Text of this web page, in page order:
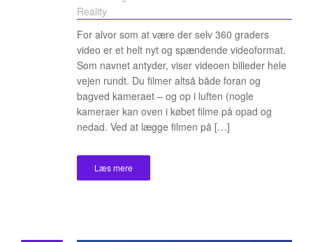
Reality
For alvor som at være der selv 360 graders
video er et helt nyt og spændende videoformat.
Som navnet antyder, viser videoen billeder hele
vejen rundt. Du filmer altså både foran og
bagved kameraet – og op i luften (nogle
kameraer kan oven i købet filme på opad og
nedad. Ved at lægge filmen på […]
Læs mere